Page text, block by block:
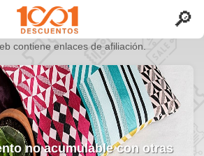
contiene enlaces de afiliación.
Old Navy con 10% OFF